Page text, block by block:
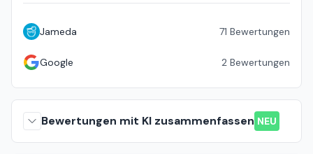
Jameda 71 Bewertungen
Google 2 Bewertungen
Bewertungen mit KI zusammenfassen NEU